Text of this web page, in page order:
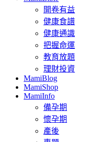
開卷有益
健康食譜
健康通識
把握命運
教育放題
理財投資
MamiBlog
MamiShop
MamiInfo
備孕期
懷孕期
產後